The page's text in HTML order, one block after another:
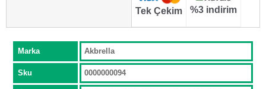
Tek Çekim %3 indirim
Marka Akbrella
Sku 0000000094